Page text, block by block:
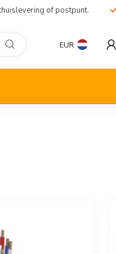
of postpunt.
EUR